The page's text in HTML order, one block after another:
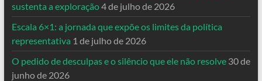
sustenta a exploração4 de julho de 2026
Escala 6×1: a jornada que expõe os limites da política
representativa 1 de julho de 2026
O pedido de desculpas e o silêncio que ele não resolve 30 de
junho de 2026